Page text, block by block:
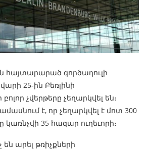
հայտարարած գործադուլի
25-ին Բեռլինի
չվերթերը չեղարկվել են։
է, որ չեղարկվել է մոտ 300
կառնչվի 35 հազար ուղեւորի։
են արել թռիչքների